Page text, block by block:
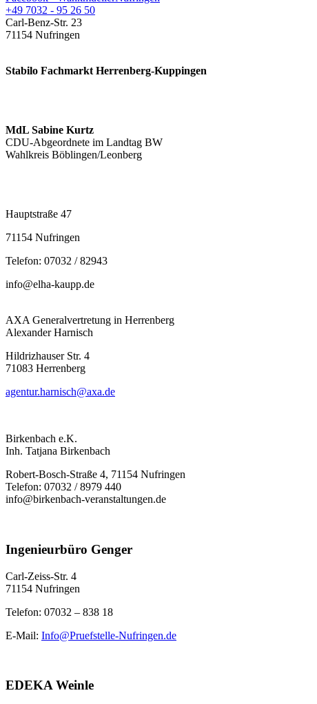
+49 7032 - 95 26 50
Carl-Benz-Str. 23
71154 Nufringen
Stabilo Fachmarkt Herrenberg-Kuppingen
MdL Sabine Kurtz
CDU-Abgeordnete im Landtag BW
Wahlkreis Böblingen/Leonberg
Hauptstraße 47
71154 Nufringen
Telefon: 07032 / 82943
info@elha-kaupp.de
AXA Generalvertretung in Herrenberg
Alexander Harnisch
Hildrizhauser Str. 4
71083 Herrenberg
agentur.harnisch@axa.de
Birkenbach e.K.
Inh. Tatjana Birkenbach
Robert-Bosch-Straße 4, 71154 Nufringen
Telefon: 07032 / 8979 440
info@birkenbach-veranstaltungen.de
Ingenieurbüro Genger
Carl-Zeiss-Str. 4
71154 Nufringen
Telefon: 07032 – 838 18
E-Mail: Info@Pruefstelle-Nufringen.de
EDEKA Weinle